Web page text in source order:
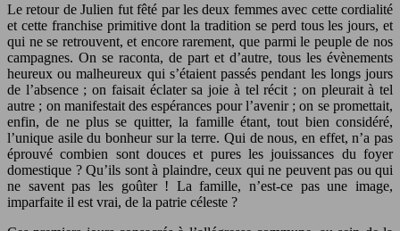
Le retour de Julien fut fêté par les deux femmes avec cette cordialité
et cette franchise primitive dont la tradition se perd tous les jours, et
qui ne se retrouvent, et encore rarement, que parmi le peuple de nos
campagnes. On se raconta, de part et d’autre, tous les évènements
heureux ou malheureux qui s’étaient passés pendant les longs jours
de l’absence ; on faisait éclater sa joie à tel récit ; on pleurait à tel
autre ; on manifestait des espérances pour l’avenir ; on se promettait,
enfin, de ne plus se quitter, la famille étant, tout bien considéré,
l’unique asile du bonheur sur la terre. Qui de nous, en effet, n’a pas
éprouvé combien sont douces et pures les jouissances du foyer
domestique ? Qu’ils sont à plaindre, ceux qui ne peuvent pas ou qui
ne savent pas les goûter ! La famille, n’est-ce pas une image,
imparfaite il est vrai, de la patrie céleste ?